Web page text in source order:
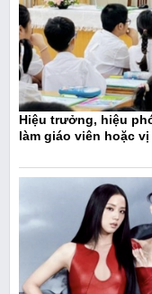
Hiệu trưởng, hiệu
làm giáo viên hoặc